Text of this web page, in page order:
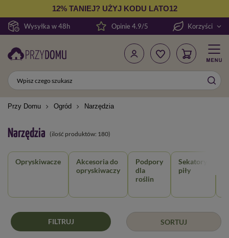
Wysyłka w 48h
12% TANIEJ? UŻYJ KODU LATO12
Opinie 4.9/5 Korzyści
Przy Domu Ogród Narzędzia
Narzędzia (ilość produktów: 180)
Opryskiwacze
Akcesoria do
opryskiwaczy
Podpory
dla
roślin
Sekatory,
piły
SORTUJ
FILTRUJ